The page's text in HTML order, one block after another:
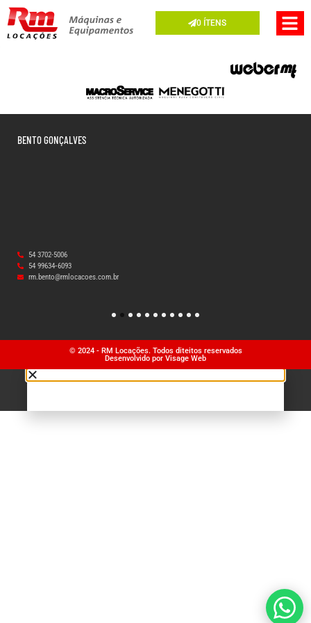
0 ÍTENS
BENTO GONÇALVES
54 3702-5006
54 99634‑6093‬
rm.bento@rmlocacoes.com.br
5 6 7 8 9 1011
© 2024 - RM Locações. Todos diteitos reservados
Desenvolvido por Visage Web